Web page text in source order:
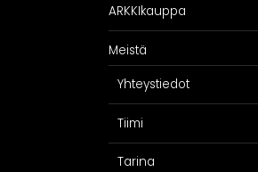
Suunnittelijoille
Projektimyynti
ARKKIkauppa
Meistä
Yhteystiedot
Tiimi
Tarina